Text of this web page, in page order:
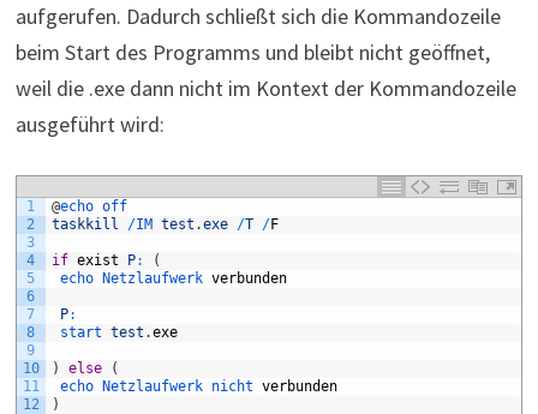
aufgerufen. Dadurch schließt sich die Kommandozeile
beim Start des Programms und bleibt nicht geöffnet,
weil die .exe dann nicht im Kontext der Kommandozeile
ausgeführt wird:
1
2
3
4
5
6
7
8
9
10
11
12
@echo off
taskkill
/IM test .exe /T /F
if exist P:
(
echo Netzlaufwerk verbunden
P:
start test .exe
) else
(
echo Netzlaufwerk nicht verbunden
)